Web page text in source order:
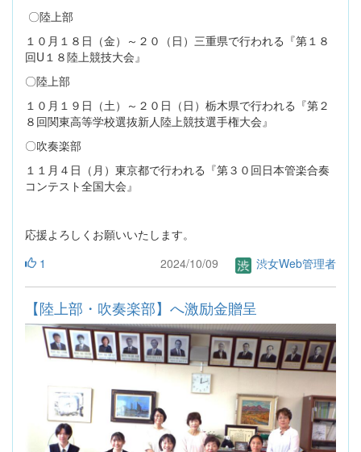
〇陸上部
１０月１８日（金）～２０（日）三重県で行われる『第１８
回U１８陸上競技大会』
〇陸上部
１０月１９日（土）～２０日（日）栃木県で行われる『第２
８回関東高等学校選抜新人陸上競技選手権大会』
〇吹奏楽部
１１月４日（月）東京都で行われる『第３０回日本管楽合奏
コンテスト全国大会』
応援よろしくお願いいたします。
1
2024/10/09 渋女Web管理者
【陸上部・吹奏楽部】へ激励金贈呈